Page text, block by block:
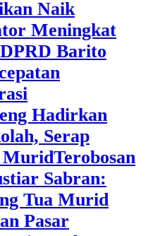
Naik
Meningkat
Barito
Hadirkan
Serap
Murid‎Terobosan
Sabran:
Tua Murid
Pasar